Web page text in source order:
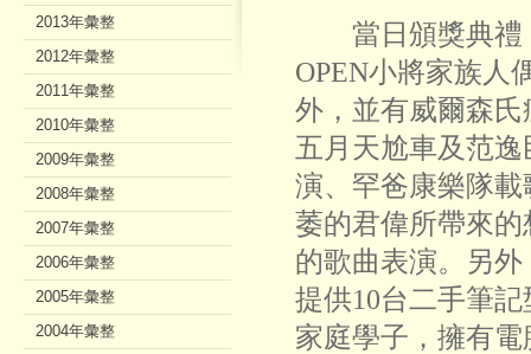
當日頒獎典禮
OPEN小將家族人
外，並有威爾森
五月天尬車及范
演、罕爸康樂隊
萎的君偉所帶來
的歌曲表演。另
提供10台二手筆
家庭學子，擁有
2013年彙整
2012年彙整
2011年彙整
2010年彙整
2009年彙整
2008年彙整
2007年彙整
2006年彙整
2005年彙整
2004年彙整